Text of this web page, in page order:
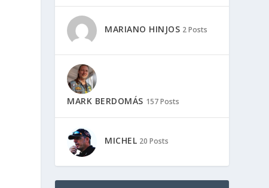
MARIANO HINJOS 2 Posts
MARK BERDOMÁS 157 Posts
MICHEL 20 Posts